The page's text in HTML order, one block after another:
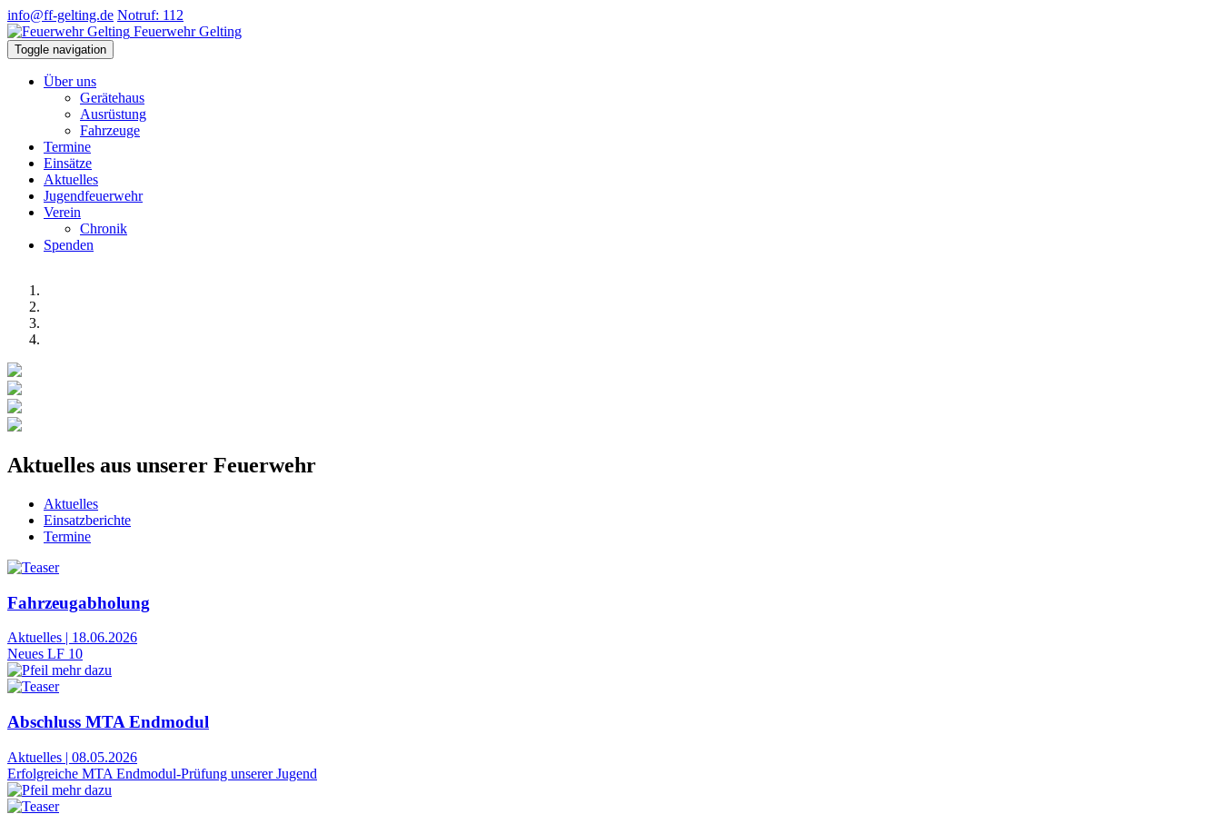
info@ff-gelting.de Notruf: 112
Feuerwehr Gelting
Toggle navigation
Über uns
Gerätehaus
Ausrüstung
Fahrzeuge
Termine
Einsätze
Aktuelles
Jugendfeuerwehr
Verein
Chronik
Spenden
Aktuelles aus unserer Feuerwehr
Aktuelles
Einsatzberichte
Termine
Fahrzeugabholung
Aktuelles | 18.06.2026
Neues LF 10
Abschluss MTA Endmodul
Aktuelles | 08.05.2026
Erfolgreiche MTA Endmodul-Prüfung unserer Jugend